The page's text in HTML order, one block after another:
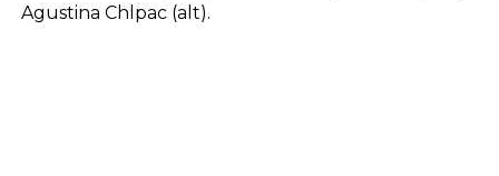
Agustina Chlpac (alt).